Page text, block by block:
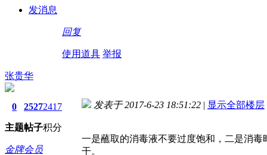
发消息
回复
使用道具 举报
张贵华
0
主题
2527
帖子
2417
积分
金牌会员
发表于 2017-6-23 18:51:22 | 显示全部楼层
一是蘸取的消毒液不要过度饱和，二是消
干。